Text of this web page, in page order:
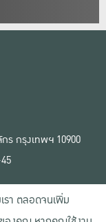
ร กรุงเทพฯ 10900
รา ตลอดจนเพิ่ม